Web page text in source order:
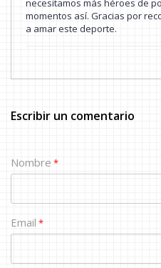
momentos así. Gracias por
a amar este deporte.
Escribir un comentario
Nombre *
Email *